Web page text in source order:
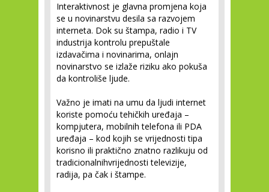
Interaktivnost je glavna promjena koja
se u novinarstvu desila sa razvojem
interneta. Dok su štampa, radio i TV
industrija kontrolu prepuštale
izdavačima i novinarima, onlajn
novinarstvo se izlaže riziku ako pokuša
da kontroliše ljude.
Važno je imati na umu da ljudi internet
koriste pomoću tehičkih uređaja –
kompjutera, mobilnih telefona ili PDA
uređaja – kod kojih se vrijednosti tipa
korisno ili praktično znatno razlikuju od
tradicionalnihvrijednosti televizije,
radija, pa čak i štampe.